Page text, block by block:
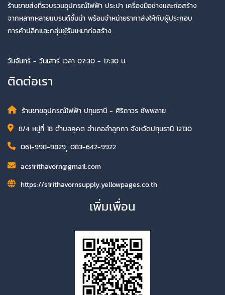
ร้านขายส่งที่รวบรวมอุปกรณ์ไฟฟ้า ประปา เครื่องมือช่างและก่อสร้าง
จากหลากหลายแบรนด์ชั้นนำ พร้อมจำหน่ายราคาส่งให้กับผู้ประกอบ
การค้าปลีกและกลุ่มผู้รับเหมาก่อสร้าง
วันจันทร์ - วันเสาร์ เวลา 07:30 - 17:30 น.
ติดต่อเรา
ร้านขายอุปกรณ์ไฟฟ้า ปทุมธานี - ศิริถาวร ซัพพลาย
8/4 หมู่ที่ 18 ตำบลคูคต อำเภอลำลูกกา จังหวัดปทุมธานี 12130
061-998-9829, 083-642-9922
acsirithavorn@gmail.com
https://sirithavornsupply.yellowpages.co.th
เพิ่มเพื่อน